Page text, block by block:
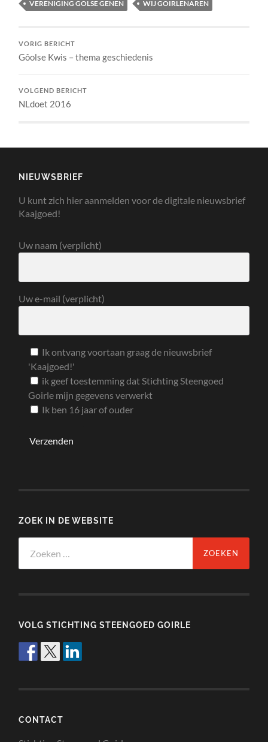
VERENIGING GOLSE GENEN
WIJ GOIRLENAREN
VORIG BERICHT
Gôolse Kwis – thema geschiedenis
VOLGEND BERICHT
NLdoet 2016
NIEUWSBRIEF
U kunt zich hier aanmelden voor de digitale nieuwsbrief
Kaajgoed!
Uw naam (verplicht)
Uw e-mail (verplicht)
Ik ontvang voortaan graag de nieuwsbrief
'Kaajgoed!'
ik geef toestemming dat Stichting Steengoed
Goirle mijn gegevens verwerkt
Ik ben 16 jaar of ouder
ZOEK IN DE WEBSITE
naar:
VOLG STICHTING STEENGOED GOIRLE
CONTACT